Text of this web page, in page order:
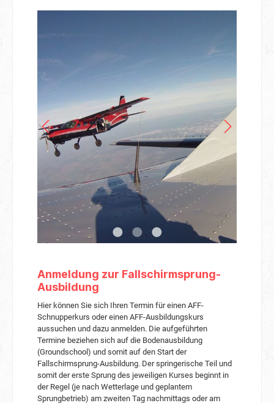
Anmeldung zur Fallschirmsprung-
Ausbildung
Hier können Sie sich Ihren Termin für einen AFF-
Schnupperkurs oder einen AFF-Ausbildungskurs
aussuchen und dazu anmelden. Die aufgeführten
Termine beziehen sich auf die Bodenausbildung
(Groundschool) und somit auf den Start der
Fallschirmsprung-Ausbildung. Der springerische Teil und
somit der erste Sprung des jeweiligen Kurses beginnt in
der Regel (je nach Wetterlage und geplantem
Sprungbetrieb) am zweiten Tag nachmittags oder am